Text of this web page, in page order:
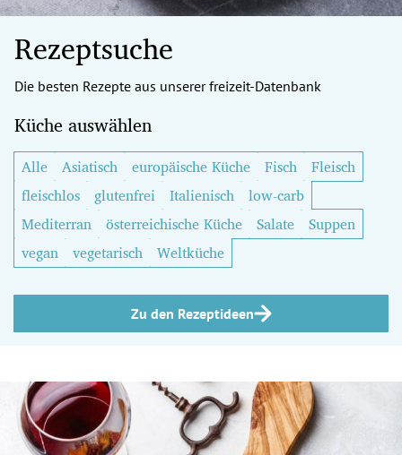
Rezeptsuche
Die besten Rezepte aus unserer freizeit-Datenbank
Küche auswählen
Alle Asiatisch europäische Küche Fisch
Fleisch
fleischlos
glutenfrei Italienisch
low-carb
Mediterran
österreichische Küche Salate
Suppen
vegan
vegetarisch Weltküche
Zu den Rezeptideen